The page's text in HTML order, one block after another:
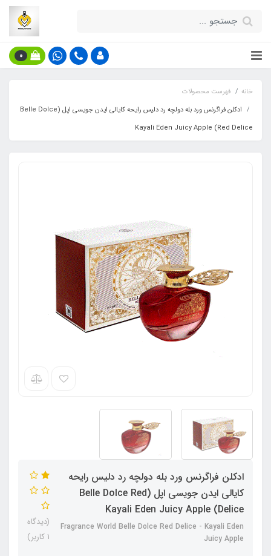
0
خانه
فهرست محصولات
ادکلن فراگرنس ورد بله دولچه رد دلیس رایحه کایالی ایدن جویسی اپل (Belle Dolce
Red Delice) Kayali Eden Juicy Apple
ادکلن فراگرنس ورد بله دولچه رد دلیس رایحه
کایالی ایدن جویسی اپل (Belle Dolce Red
Delice) Kayali Eden Juicy Apple
Fragrance World Belle Dolce Red Delice - Kayali Eden
Juicy Apple
(دیدگاه
1 کاربر)